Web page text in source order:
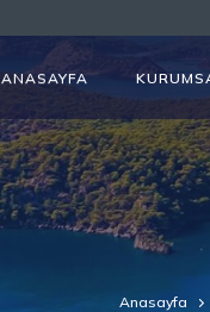
ANASAYFA
Anasayfa